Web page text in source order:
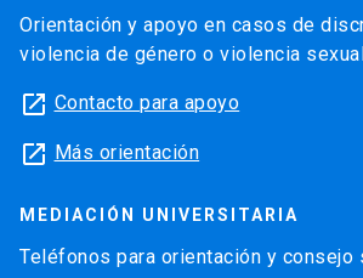
Orientación y apoyo en casos de
violencia de género o violencia
launch Contacto para apoyo
launch Más orientación
MEDIACIÓN UNIVERSITARIA
Teléfonos para orientación y consejo